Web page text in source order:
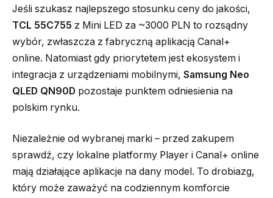
Jeśli szukasz najlepszego stosunku ceny do jakości,
TCL 55C755 z Mini LED za ~3000 PLN to rozsądny
wybór, zwłaszcza z fabryczną aplikacją Canal+
online. Natomiast gdy priorytetem jest ekosystem i
integracja z urządzeniami mobilnymi, Samsung Neo
QLED QN90D pozostaje punktem odniesienia na
polskim rynku.
Niezależnie od wybranej marki – przed zakupem
sprawdź, czy lokalne platformy Player i Canal+ online
mają działające aplikacje na dany model. To drobiazg,
który może zaważyć na codziennym komforcie